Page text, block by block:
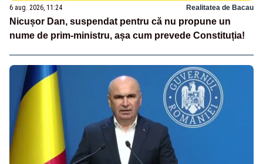
6 aug. 2026, 11:24 Realitatea de Bacau
Nicușor Dan, suspendat pentru că nu propune un
nume de prim-ministru, așa cum prevede Constituția!